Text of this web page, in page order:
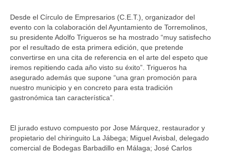
Desde el Círculo de Empresarios (C.E.T.), organizador del
evento con la colaboración del Ayuntamiento de Torremolinos,
su presidente Adolfo Trigueros se ha mostrado “muy satisfecho
por el resultado de esta primera edición, que pretende
convertirse en una cita de referencia en el arte del espeto que
iremos repitiendo cada año visto su éxito”. Trigueros ha
asegurado además que supone “una gran promoción para
nuestro municipio y en concreto para esta tradición
gastronómica tan característica”.
El jurado estuvo compuesto por Jose Márquez, restaurador y
propietario del chiringuito La Jábega; Miguel Avisbal, delegado
comercial de Bodegas Barbadillo en Málaga; José Carlos